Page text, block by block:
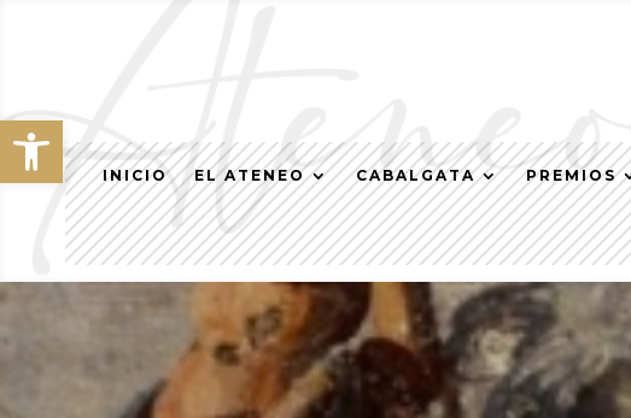
Abrir barra de herramientas
INICIO EL ATENEO CABALGATA PREMIOS